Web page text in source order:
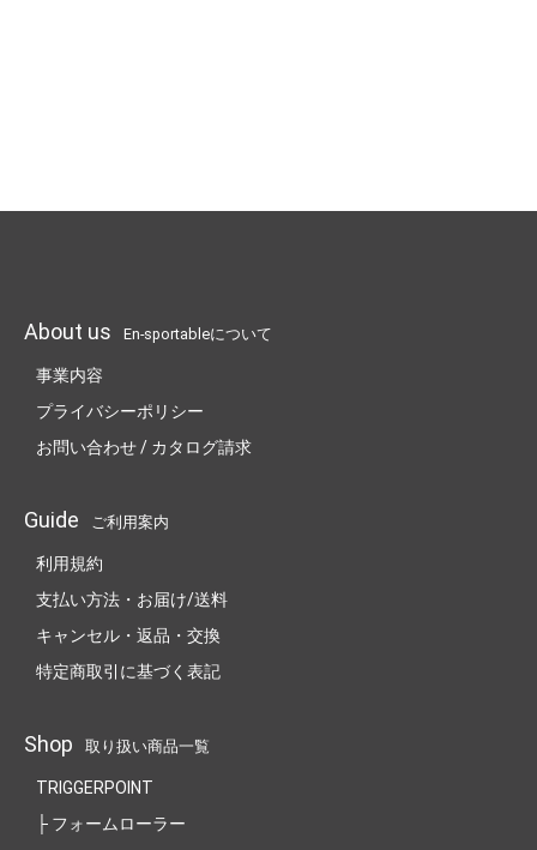
About us En-sportableについて
事業内容
プライバシーポリシー
お問い合わせ / カタログ請求
Guide ご利用案内
利用規約
支払い方法・お届け/送料
キャンセル・返品・交換
特定商取引に基づく表記
Shop 取り扱い商品一覧
TRIGGERPOINT
├ フォームローラー